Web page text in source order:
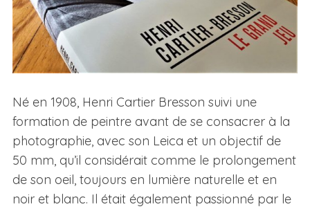
Né en 1908, Henri Cartier Bresson suivi une
formation de peintre avant de se consacrer à la
photographie, avec son Leica et un objectif de
50 mm, qu’il considérait comme le prolongement
de son oeil, toujours en lumière naturelle et en
noir et blanc. Il était également passionné par le